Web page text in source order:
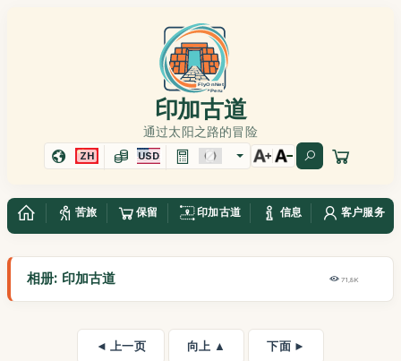
印加古道
通过太阳之路的冒险
ZH USD
苦旅 保留 印加古道 信息 客户服务
相册: 印加古道 71,8K
◄ 上一页 向上 ▲ 下面 ►